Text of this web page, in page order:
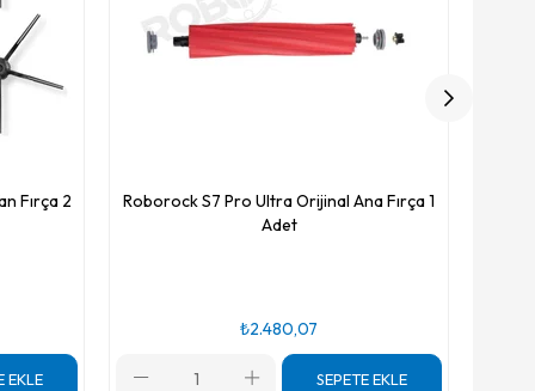
Fırça 2
EKLE
Roborock S7 Pro Ultra Orijinal Ana Fırça 1
Adet
₺2.480,07
SEPETE EKLE